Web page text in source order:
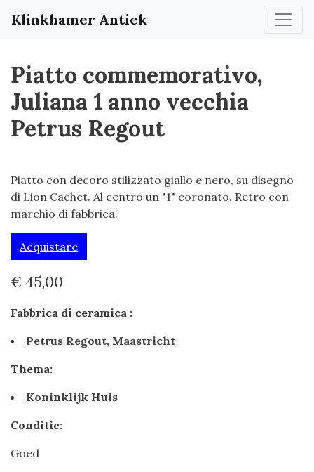
Klinkhamer Antiek
Piatto commemorativo,
Juliana 1 anno vecchia
Petrus Regout
Piatto con decoro stilizzato giallo e nero, su disegno
di Lion Cachet. Al centro un "1" coronato. Retro con
marchio di fabbrica.
Acquistare
€ 45,00
Fabbrica di ceramica :
Petrus Regout, Maastricht
Thema:
Koninklijk Huis
Conditie:
Goed